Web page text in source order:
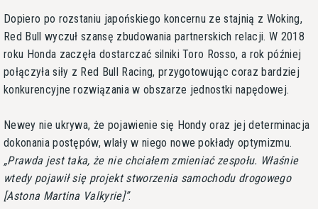
Dopiero po rozstaniu japońskiego koncernu ze stajnią z Woking,
Red Bull wyczuł szansę zbudowania partnerskich relacji. W 2018
roku Honda zaczęła dostarczać silniki Toro Rosso, a rok później
połączyła siły z Red Bull Racing, przygotowując coraz bardziej
konkurencyjne rozwiązania w obszarze jednostki napędowej.
Newey nie ukrywa, że pojawienie się Hondy oraz jej determinacja
dokonania postępów, wlały w niego nowe pokłady optymizmu.
Prawda jest taka, że nie chciałem zmieniać zespołu. Właśnie
wtedy pojawił się projekt stworzenia samochodu drogowego
[Astona Martina Valkyrie] .